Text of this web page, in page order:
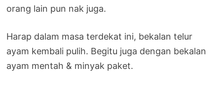
orang lain pun nak juga.
Harap dalam masa terdekat ini, bekalan telur
ayam kembali pulih. Begitu juga dengan bekalan
ayam mentah & minyak paket.